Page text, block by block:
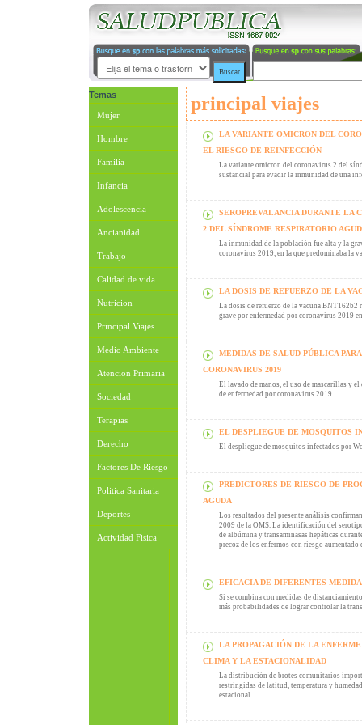
Temas
Mujer
Hombre
Familia
Infancia
Adolescencia
Ancianidad
Trabajo
Calidad de vida
Nutricion
Principal Viajes
Medio Ambiente
Atencion Primaria
Sociedad
Terapias
Derecho
Factores De Riesgo
Politica Sanitaria
Deportes
Actividad Fisica
principal viajes
LA VARIANTE OMICRON DEL
EL RIESGO DE REINFECCIÓN
La variante omicron del coronavirus 2 del
sustancial para evadir la inmunidad de una
SEROPREVALANCIA DURANTE LA
2 DEL SÍNDROME RESPIRATORIO
La inmunidad de la población fue alta y la
coronavirus 2019, en la que predominaba la
LA DOSIS DE REFUERZO DE LA
La dosis de refuerzo de la vacuna BNT162b2
grave por enfermedad por coronavirus 2019
MEDIDAS DE SALUD PÚBLICA
CORONAVIRUS 2019
El lavado de manos, el uso de mascarillas y
de enfermedad por coronavirus 2019.
EL DESPLIEGUE DE MOSQUITOS
El despliegue de mosquitos infectados por
PREDICTORES DE RIESGO DE
AGUDA
Los resultados del presente análisis
2009 de la OMS. La identificación del
de albúmina y transaminasas hepáticas
precoz de los enfermos con riesgo aumentado
EFICACIA DE DIFERENTES
Si se combina con medidas de
más probabilidades de lograr controlar la
LA PROPAGACIÓN DE LA
CLIMA Y LA ESTACIONALIDAD
La distribución de brotes comunitarios
restringidas de latitud, temperatura y
estacional.